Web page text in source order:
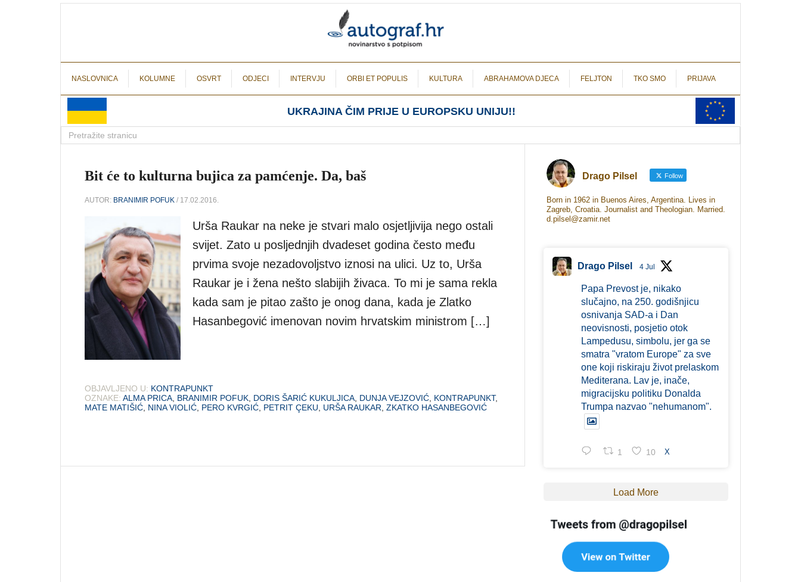
NASLOVNICA KOLUMNE OSVRT ODJECI INTERVJU ORBI ET POPULIS KULTURA ABRAHAMOVA DJECA FELJTON TKO SMO PRIJAVA
UKRAJINA ČIM PRIJE U EUROPSKU UNIJU!!
Bit će to kulturna bujica za pamćenje. Da, baš
AUTOR: BRANIMIR POFUK / 17.02.2016.
Urša Raukar na neke je stvari malo osjetljivija nego ostali
svijet. Zato u posljednjih dvadeset godina često među
prvima svoje nezadovoljstvo iznosi na ulici. Uz to, Urša
Raukar je i žena nešto slabijih živaca. To mi je sama rekla
kada sam je pitao zašto je onog dana, kada je Zlatko
Hasanbegović imenovan novim hrvatskim ministrom […]
OBJAVLJENO U: KONTRAPUNKT
OZNAKE: ALMA PRICA BRANIMIR POFUK DORIS ŠARIĆ KUKULJICA DUNJA VEJZOVIĆ KONTRAPUNKT,
MATE MATIŠIĆ NINA VIOLIĆ PERO KVRGIĆ PETRIT ÇEKU URŠA RAUKAR ZKATKO HASANBEGOVIĆ
Drago Pilsel Follow
Born in 1962 in Buenos Aires, Argentina. Lives in
Zagreb, Croatia. Journalist and Theologian. Married.
d.pilsel@zamir.net
Drago Pilsel 4 Jul
Papa Prevost je, nikako
slučajno, na 250. godišnjicu
osnivanja SAD-a i Dan
neovisnosti, posjetio otok
Lampedusu, simbolu, jer ga se
smatra "vratom Europe" za sve
one koji riskiraju život prelaskom
Mediterana. Lav je, inače,
migracijsku politiku Donalda
Trumpa nazvao "nehumanom".
1 10 X
Load More